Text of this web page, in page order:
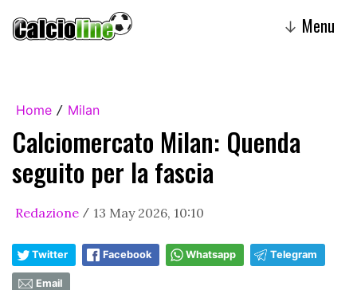
↓ Menu
Home / Milan
Calciomercato Milan: Quenda
seguito per la fascia
Redazione / 13 May 2026, 10:10
Twitter Facebook Whatsapp Telegram
Email